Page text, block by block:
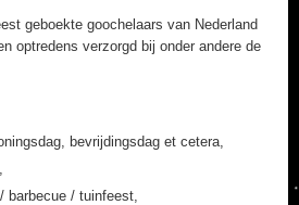
geboekte goochelaars van Nederland
optredens verzorgd bij onder andere de
bevrijdingsdag et cetera,
barbecue / tuinfeest,